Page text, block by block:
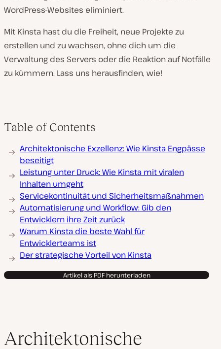
WordPress-Websites eliminiert.
Mit Kinsta hast du die Freiheit, neue Projekte zu
erstellen und zu wachsen, ohne dich um die
Verwaltung des Servers oder die Reaktion auf Notfälle
zu kümmern. Lass uns herausfinden, wie!
Table of Contents
Architektonische Exzellenz: Wie Kinsta Engpässe
beseitigt
Leistung unter Druck: Wie Kinsta mit viralen
Inhalten umgeht
Servicekontinuität und Sicherheitsmaßnahmen
Automatisierung und Workflow: Gib den
Entwicklern ihre Zeit zurück
Warum Kinsta die beste Wahl für
Entwicklerteams ist
Der strategische Vorteil von Kinsta
Artikel als PDF herunterladen
Architektonische